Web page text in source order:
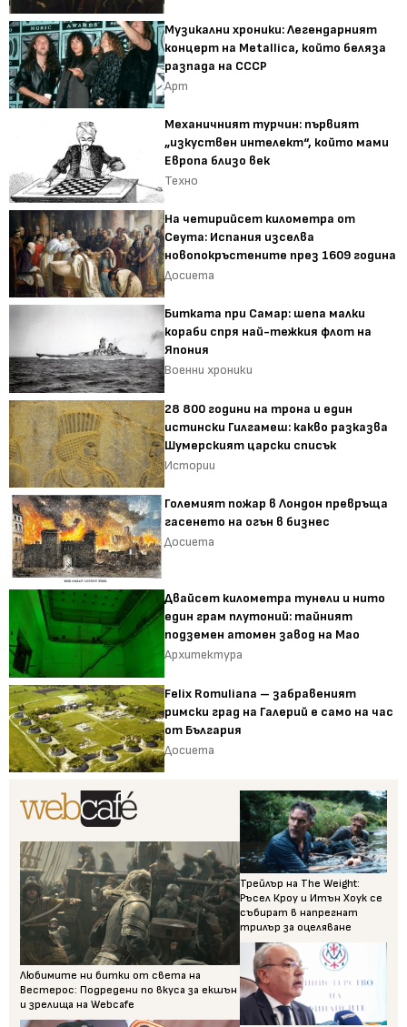
Музикални хроники: Легендарният
концерт на Metallica, който беляза
разпада на СССР
Арт
Механичният турчин: първият
„изкуствен интелект“, който мами
Европа близо век
Техно
На четирийсет километра от
Сеута: Испания изселва
новопокръстените през 1609 година
Досиета
Битката при Самар: шепа малки
кораби спря най-тежкия флот на
Япония
Военни хроники
28 800 години на трона и един
истински Гилгамеш: какво разказва
Шумерският царски списък
Истории
Големият пожар в Лондон превръща
гасенето на огън в бизнес
Досиета
Двайсет километра тунели и нито
един грам плутоний: тайният
подземен атомен завод на Мао
Архитектура
Felix Romuliana – забравеният
римски град на Галерий е само на час
от България
Досиета
Любимите ни битки от света на
Вестерос: Подредени по вкуса за екшън
и зрелища на Webcafe
Трейлър на The Weight:
Ръсел Кроу и Итън Хоук се
събират в напрегнат
трилър за оцеляване